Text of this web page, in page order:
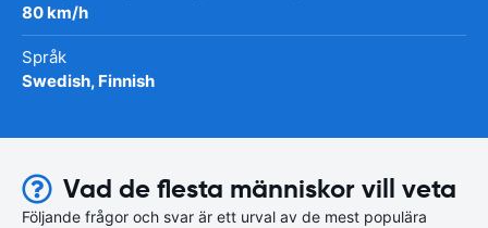
80 km/h
Språk
Swedish, Finnish
Vad de flesta människor vill veta
Följande frågor och svar är ett urval av de mest populära